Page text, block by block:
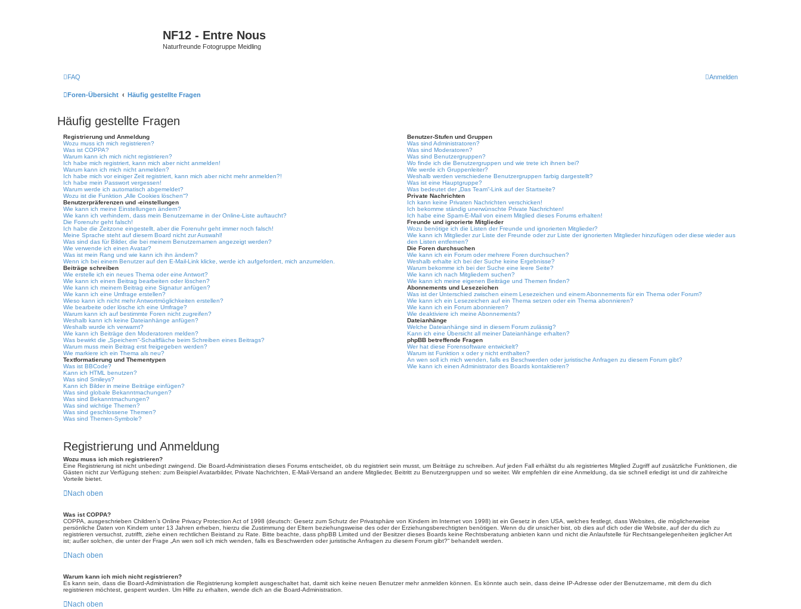
NF12 - Entre Nous
Naturfreunde Fotogruppe Meidling
FAQ Anmelden
Foren-Übersicht Häufig gestellte Fragen
Häufig gestellte Fragen
Registrierung und Anmeldung
Wozu muss ich mich registrieren?
Was ist COPPA?
Warum kann ich mich nicht registrieren?
Ich habe mich registriert, kann mich aber nicht anmelden!
Warum kann ich mich nicht anmelden?
Ich habe mich vor einiger Zeit registriert, kann mich aber nicht mehr anmelden?!
Ich habe mein Passwort vergessen!
Warum werde ich automatisch abgemeldet?
Wozu ist die Funktion „Alle Cookies löschen“?
Benutzerpräferenzen und -einstellungen
Wie kann ich meine Einstellungen ändern?
Wie kann ich verhindern, dass mein Benutzername in der Online-Liste auftaucht?
Die Forenuhr geht falsch!
Ich habe die Zeitzone eingestellt, aber die Forenuhr geht immer noch falsch!
Meine Sprache steht auf diesem Board nicht zur Auswahl!
Was sind das für Bilder, die bei meinem Benutzernamen angezeigt werden?
Wie verwende ich einen Avatar?
Was ist mein Rang und wie kann ich ihn ändern?
Wenn ich bei einem Benutzer auf den E-Mail-Link klicke, werde ich aufgefordert, mich anzumelden.
Beiträge schreiben
Wie erstelle ich ein neues Thema oder eine Antwort?
Wie kann ich einen Beitrag bearbeiten oder löschen?
Wie kann ich meinem Beitrag eine Signatur anfügen?
Wie kann ich eine Umfrage erstellen?
Wieso kann ich nicht mehr Antwortmöglichkeiten erstellen?
Wie bearbeite oder lösche ich eine Umfrage?
Warum kann ich auf bestimmte Foren nicht zugreifen?
Weshalb kann ich keine Dateianhänge anfügen?
Weshalb wurde ich verwarnt?
Wie kann ich Beiträge den Moderatoren melden?
Was bewirkt die „Speichern“-Schaltfläche beim Schreiben eines Beitrags?
Warum muss mein Beitrag erst freigegeben werden?
Wie markiere ich ein Thema als neu?
Textformatierung und Thementypen
Was ist BBCode?
Kann ich HTML benutzen?
Was sind Smileys?
Kann ich Bilder in meine Beiträge einfügen?
Was sind globale Bekanntmachungen?
Was sind Bekanntmachungen?
Was sind wichtige Themen?
Was sind geschlossene Themen?
Was sind Themen-Symbole?
Benutzer-Stufen und Gruppen
Was sind Administratoren?
Was sind Moderatoren?
Was sind Benutzergruppen?
Wo finde ich die Benutzergruppen und wie trete ich ihnen bei?
Wie werde ich Gruppenleiter?
Weshalb werden verschiedene Benutzergruppen farbig dargestellt?
Was ist eine Hauptgruppe?
Was bedeutet der „Das Team“-Link auf der Startseite?
Private Nachrichten
Ich kann keine Privaten Nachrichten verschicken!
Ich bekomme ständig unerwünschte Private Nachrichten!
Ich habe eine Spam-E-Mail von einem Mitglied dieses Forums erhalten!
Freunde und ignorierte Mitglieder
Wozu benötige ich die Listen der Freunde und ignorierten Mitglieder?
Wie kann ich Mitglieder zur Liste der Freunde oder zur Liste der ignorierten Mitglieder hinzufügen oder diese wieder aus
den Listen entfernen?
Die Foren durchsuchen
Wie kann ich ein Forum oder mehrere Foren durchsuchen?
Weshalb erhalte ich bei der Suche keine Ergebnisse?
Warum bekomme ich bei der Suche eine leere Seite?
Wie kann ich nach Mitgliedern suchen?
Wie kann ich meine eigenen Beiträge und Themen finden?
Abonnements und Lesezeichen
Was ist der Unterschied zwischen einem Lesezeichen und einem Abonnements für ein Thema oder Forum?
Wie kann ich ein Lesezeichen auf ein Thema setzen oder ein Thema abonnieren?
Wie kann ich ein Forum abonnieren?
Wie deaktiviere ich meine Abonnements?
Dateianhänge
Welche Dateianhänge sind in diesem Forum zulässig?
Kann ich eine Übersicht all meiner Dateianhänge erhalten?
phpBB betreffende Fragen
Wer hat diese Forensoftware entwickelt?
Warum ist Funktion x oder y nicht enthalten?
An wen soll ich mich wenden, falls es Beschwerden oder juristische Anfragen zu diesem Forum gibt?
Wie kann ich einen Administrator des Boards kontaktieren?
Registrierung und Anmeldung
Wozu muss ich mich registrieren?
Eine Registrierung ist nicht unbedingt zwingend. Die Board-Administration dieses Forums entscheidet, ob du registriert sein musst, um Beiträge zu schreiben. Auf jeden Fall erhältst du als registriertes Mitglied Zugriff auf zusätzliche Funktionen, die
Gästen nicht zur Verfügung stehen: zum Beispiel Avatarbilder, Private Nachrichten, E-Mail-Versand an andere Mitglieder, Beitritt zu Benutzergruppen und so weiter. Wir empfehlen dir eine Anmeldung, da sie schnell erledigt ist und dir zahlreiche
Vorteile bietet.
Nach oben
Was ist COPPA?
COPPA, ausgeschrieben Children’s Online Privacy Protection Act of 1998 (deutsch: Gesetz zum Schutz der Privatsphäre von Kindern im Internet von 1998) ist ein Gesetz in den USA, welches festlegt, dass Websites, die möglicherweise
persönliche Daten von Kindern unter 13 Jahren erheben, hierzu die Zustimmung der Eltern beziehungsweise des oder der Erziehungsberechtigten benötigen. Wenn du dir unsicher bist, ob dies auf dich oder die Website, auf der du dich zu
registrieren versuchst, zutrifft, ziehe einen rechtlichen Beistand zu Rate. Bitte beachte, dass phpBB Limited und der Besitzer dieses Boards keine Rechtsberatung anbieten kann und nicht die Anlaufstelle für Rechtsangelegenheiten jeglicher Art
ist; außer solchen, die unter der Frage „An wen soll ich mich wenden, falls es Beschwerden oder juristische Anfragen zu diesem Forum gibt?“ behandelt werden.
Nach oben
Warum kann ich mich nicht registrieren?
Es kann sein, dass die Board-Administration die Registrierung komplett ausgeschaltet hat, damit sich keine neuen Benutzer mehr anmelden können. Es könnte auch sein, dass deine IP-Adresse oder der Benutzername, mit dem du dich
registrieren möchtest, gesperrt wurden. Um Hilfe zu erhalten, wende dich an die Board-Administration.
Nach oben